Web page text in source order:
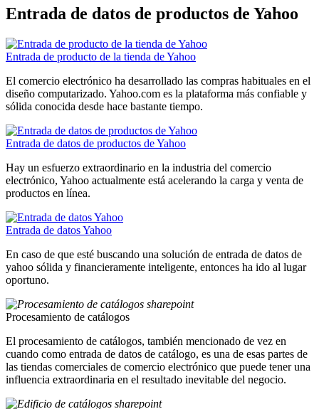
Entrada de datos de productos de Yahoo
Entrada de producto de la tienda de Yahoo
El comercio electrónico ha desarrollado las compras habituales en el
diseño computarizado. Yahoo.com es la plataforma más confiable y
sólida conocida desde hace bastante tiempo.
Entrada de datos de productos de Yahoo
Hay un esfuerzo extraordinario en la industria del comercio
electrónico, Yahoo actualmente está acelerando la carga y venta de
productos en línea.
Entrada de datos Yahoo
En caso de que esté buscando una solución de entrada de datos de
yahoo sólida y financieramente inteligente, entonces ha ido al lugar
oportuno.
Procesamiento de catálogos
El procesamiento de catálogos, también mencionado de vez en
cuando como entrada de datos de catálogo, es una de esas partes de
las tiendas comerciales de comercio electrónico que puede tener una
influencia extraordinaria en el resultado inevitable del negocio.